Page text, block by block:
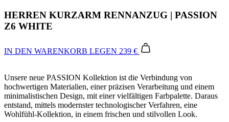
HERREN KURZARM RENNANZUG | PASSION
Z6 WHITE
IN DEN WARENKORB LEGEN 239 €
Unsere neue PASSION Kollektion ist die Verbindung von
hochwertigen Materialien, einer präzisen Verarbeitung und einem
minimalistischen Design, mit einer vielfältigen Farbpalette. Daraus
entstand, mittels modernster technologischer Verfahren, eine
Wohlfühl-Kollektion, in einem frischen und stilvollen Look.